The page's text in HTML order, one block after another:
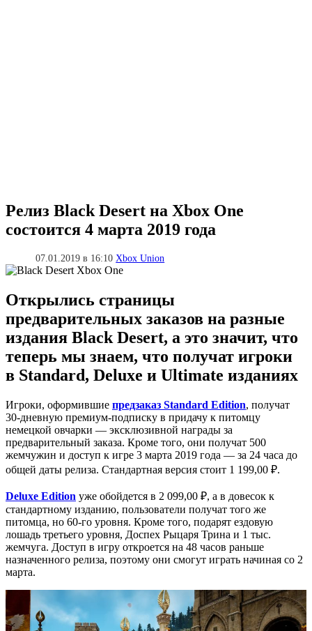
Релиз Black Desert на Xbox One
состоится 4 марта 2019 года
07.01.2019 в 16:10Xbox Union
Открылись страницы
предварительных заказов на разные
издания Black Desert, а это значит, что
теперь мы знаем, что получат игроки
в Standard, Deluxe и Ultimate изданиях
Игроки, оформившие предзаказ Standard Edition, получат
30-дневную премиум-подписку в придачу к питомцу
немецкой овчарки — эксклюзивной награды за
предварительный заказа. Кроме того, они получат 500
жемчужин и доступ к игре 3 марта 2019 года — за 24 часа до
общей даты релиза. Стандартная версия стоит 1 199,00 ₽.
Deluxe Edition уже обойдется в 2 099,00 ₽, а в довесок к
стандартному изданию, пользователи получат того же
питомца, но 60-го уровня. Кроме того, подарят ездовую
лошадь третьего уровня, Доспех Рыцаря Трина и 1 тыс.
жемчуга. Доступ в игру откроется на 48 часов раньше
назначенного релиза, поэтому они смогут играть начиная со 2
марта.